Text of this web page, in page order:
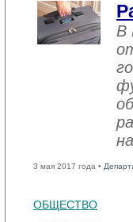
В
3 мая 2017 года •
ОБЩЕСТВО